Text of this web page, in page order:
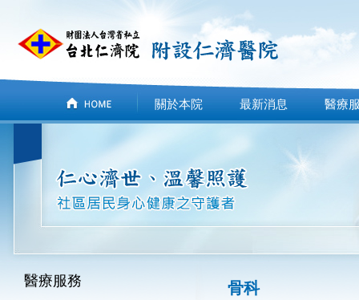
關於本院 最新消息 醫療
醫療服務 骨科